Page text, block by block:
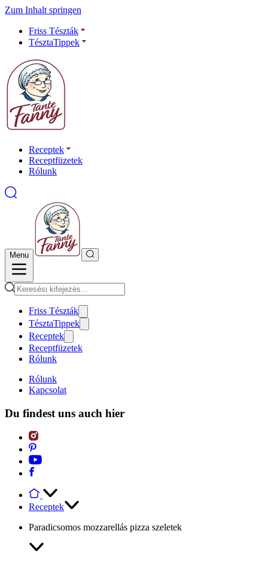
Zum Inhalt springen
Friss Tészták
TésztaTippek
Receptek
Receptfüzetek
Rólunk
Menu
Friss Tészták
TésztaTippek
Receptek
Receptfüzetek
Rólunk
Rólunk
Kapcsolat
Du findest uns auch hier
Receptek
Paradicsomos mozzarellás pizza szeletek